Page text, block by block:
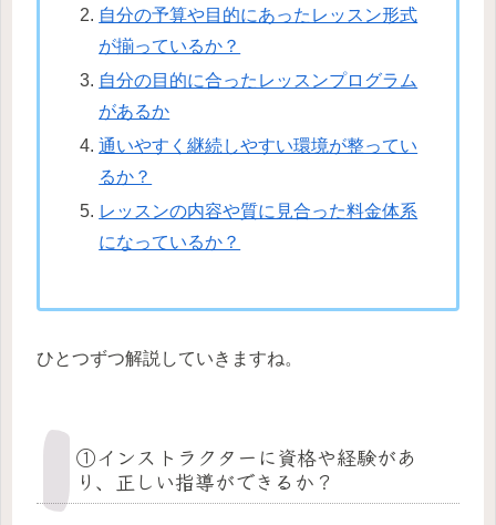
自分の予算や目的にあったレッスン形式
が揃っているか？
自分の目的に合ったレッスンプログラム
があるか
通いやすく継続しやすい環境が整ってい
るか？
レッスンの内容や質に見合った料金体系
になっているか？
ひとつずつ解説していきますね。
①インストラクターに資格や経験があ
り、正しい指導ができるか？